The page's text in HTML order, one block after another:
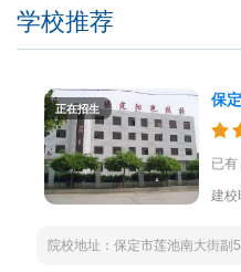
学校推荐
正在招生
保
已有
建校
院校地址：保定市莲池南大街副